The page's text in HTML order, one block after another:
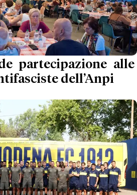
partecipazione alle
dell’Anpi